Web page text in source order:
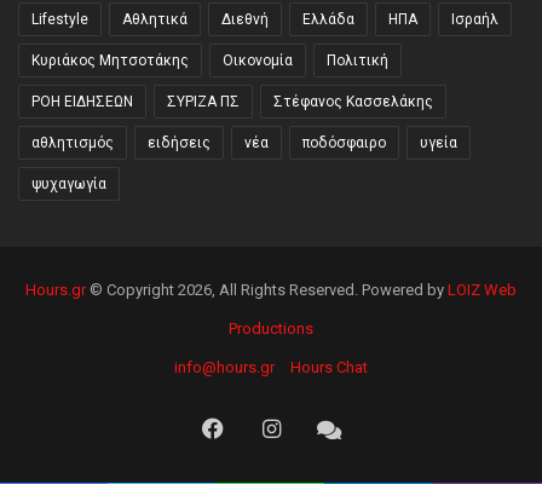
Lifestyle Αθλητικά Διεθνή Ελλάδα ΗΠΑ Ισραήλ
Κυριάκος Μητσοτάκης Οικονομία Πολιτική
ΡΟΗ ΕΙΔΗΣΕΩΝ ΣΥΡΙΖΑ ΠΣ Στέφανος Κασσελάκης
αθλητισμός ειδήσεις νέα ποδόσφαιρο υγεία
ψυχαγωγία
Hours.gr© Copyright 2026, All Rights Reserved. Powered by LOIZ Web
Productions
info@hours.gr Hours Chat
FacebookInstagramHours